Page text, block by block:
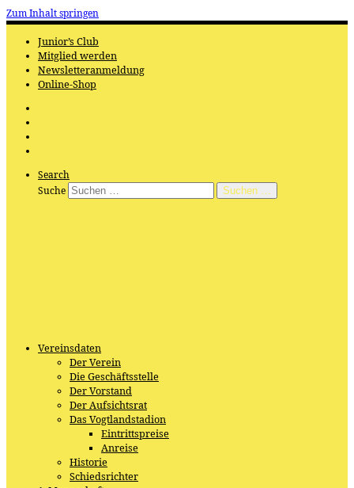
Zum Inhalt springen
Junior’s Club
Mitglied werden
Newsletteranmeldung
Online-Shop
Search
Suche
Suchen …
Vereinsdaten
Der Verein
Die Geschäftsstelle
Der Vorstand
Der Aufsichtsrat
Das Vogtlandstadion
Eintrittspreise
Anreise
Historie
Schiedsrichter